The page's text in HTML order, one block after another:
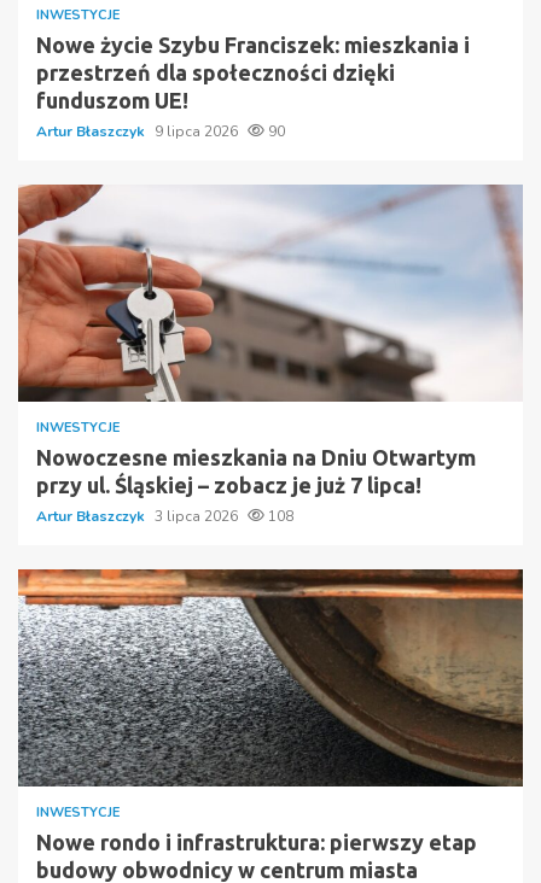
INWESTYCJE
Nowe życie Szybu Franciszek: mieszkania i
przestrzeń dla społeczności dzięki
funduszom UE!
Artur Błaszczyk 9 lipca 2026 90
INWESTYCJE
Nowoczesne mieszkania na Dniu Otwartym
przy ul. Śląskiej – zobacz je już 7 lipca!
Artur Błaszczyk 3 lipca 2026 108
INWESTYCJE
Nowe rondo i infrastruktura: pierwszy etap
budowy obwodnicy w centrum miasta